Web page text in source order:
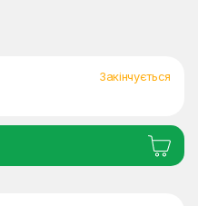
Закінчується